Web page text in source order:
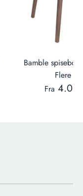
Bamble
Flere
Fra